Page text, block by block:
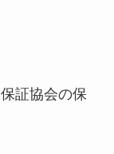
証協会の保